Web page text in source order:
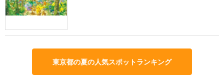
東京都の夏の人気スポットランキング